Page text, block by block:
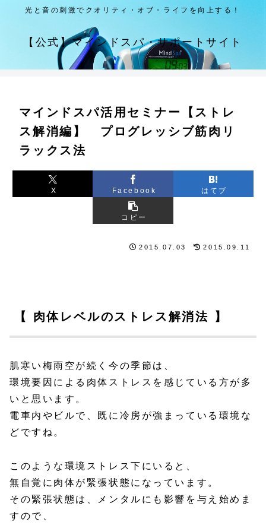
光と音の刺激でクオリティ・オブ・ライフを向上する！
【公式】マインドスパ・サポートサイト
マインドスパ活用セミナー【ストレ
ス解消編】 プログレッシブ筋肉リ
ラックス法
X Facebook はてブ
コピー
2015.07.03 2015.09.11
【 肉体レベルのストレス解消法 】
肌寒い梅雨空が続く今の季節は、
環境要因による肉体ストレスを感じている方が多
いと思います。
電車内やビルで、既に冷房が強まっている環境な
どですね。
このような環境ストレス下にいると、
無自覚に肉体が緊張状態になっています。
その緊張状態は、メンタルにも影響を与え始めま
すので、